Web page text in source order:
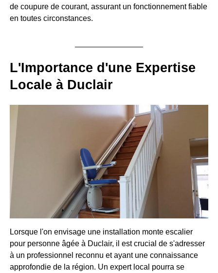
de coupure de courant, assurant un fonctionnement fiable
en toutes circonstances.
L'Importance d'une Expertise
Locale à Duclair
Lorsque l'on envisage une installation monte escalier
pour personne âgée à Duclair, il est crucial de s'adresser
à un professionnel reconnu et ayant une connaissance
approfondie de la région. Un expert local pourra se